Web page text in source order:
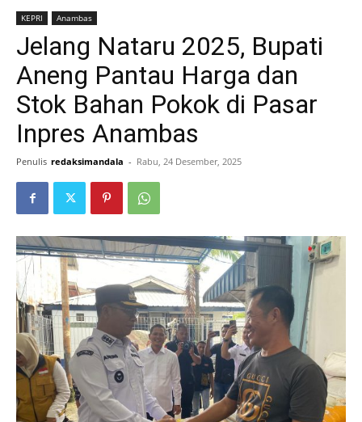
KEPRI Anambas
Jelang Nataru 2025, Bupati
Aneng Pantau Harga dan
Stok Bahan Pokok di Pasar
Inpres Anambas
Penulis redaksimandala - Rabu, 24 Desember, 2025